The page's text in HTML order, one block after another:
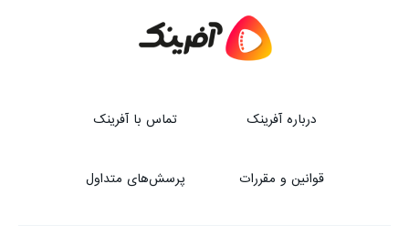
درباره آفرینک تماس با آفرینک
قوانین و مقررات پرسش‌های متداول